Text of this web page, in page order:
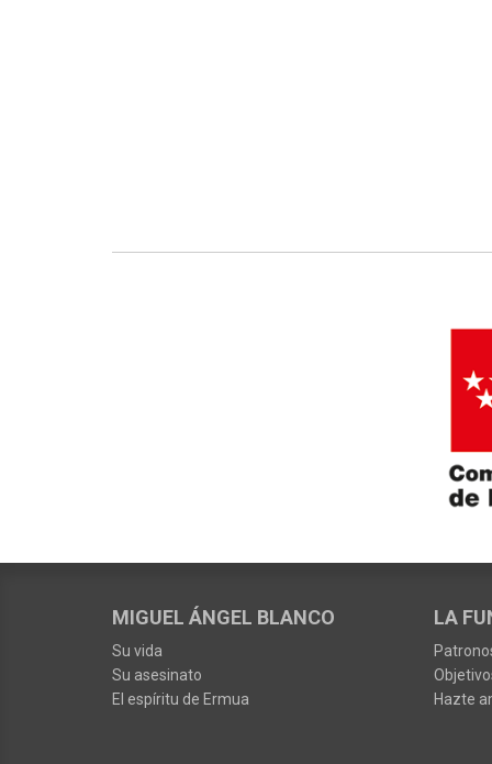
MIGUEL ÁNGEL BLANCO
Su vida
Su asesinato
El espíritu de Ermua
LA
Hazte